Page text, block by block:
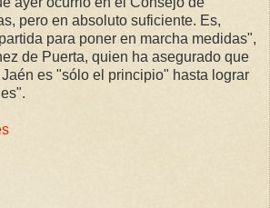
pero en absoluto suficiente. Es,
para poner en marcha medidas",
de Puerta, quien ha asegurado que
es "sólo el principio" hasta lograr